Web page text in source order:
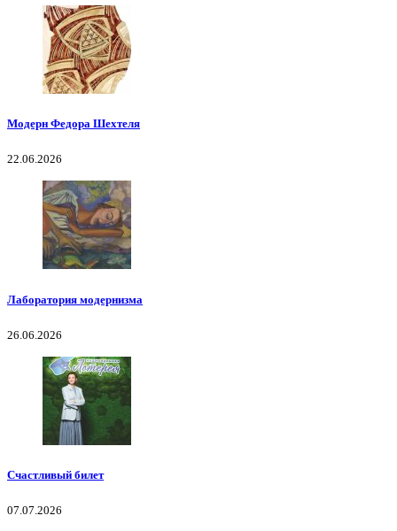
Модерн Федора Шехтеля
22.06.2026
Лаборатория модернизма
26.06.2026
Счастливый билет
07.07.2026